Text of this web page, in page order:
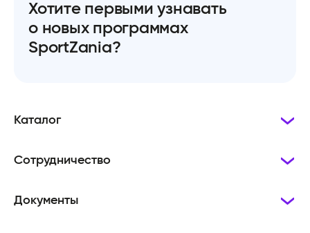
Хотите первыми узнавать
о новых программах
SportZania?
Каталог
Сотрудничество
Документы